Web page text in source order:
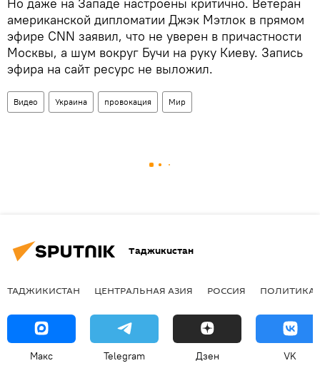
американской дипломатии Джэк Мэтлок в прямом
эфире CNN заявил, что не уверен в причастности
Москвы, а шум вокруг Бучи на руку Киеву. Запись
эфира на сайт ресурс не выложил.
Видео Украина провокация Мир
Таджикистан
ТАДЖИКИСТАН ЦЕНТРАЛЬНАЯ АЗИЯ РОССИЯ ПОЛИТИКА
Макс Telegram Дзен VK